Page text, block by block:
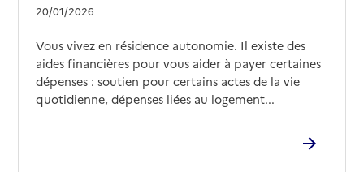
20/01/2026
Vous vivez en résidence autonomie. Il existe des
aides financières pour vous aider à payer certaines
dépenses : soutien pour certains actes de la vie
quotidienne, dépenses liées au logement...